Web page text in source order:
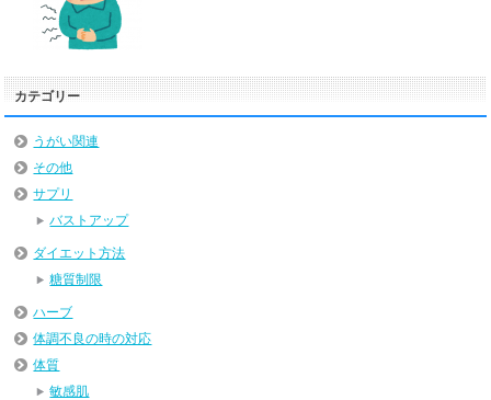
カテゴリー
うがい関連
その他
サプリ
バストアップ
ダイエット方法
糖質制限
ハーブ
体調不良の時の対応
体質
敏感肌